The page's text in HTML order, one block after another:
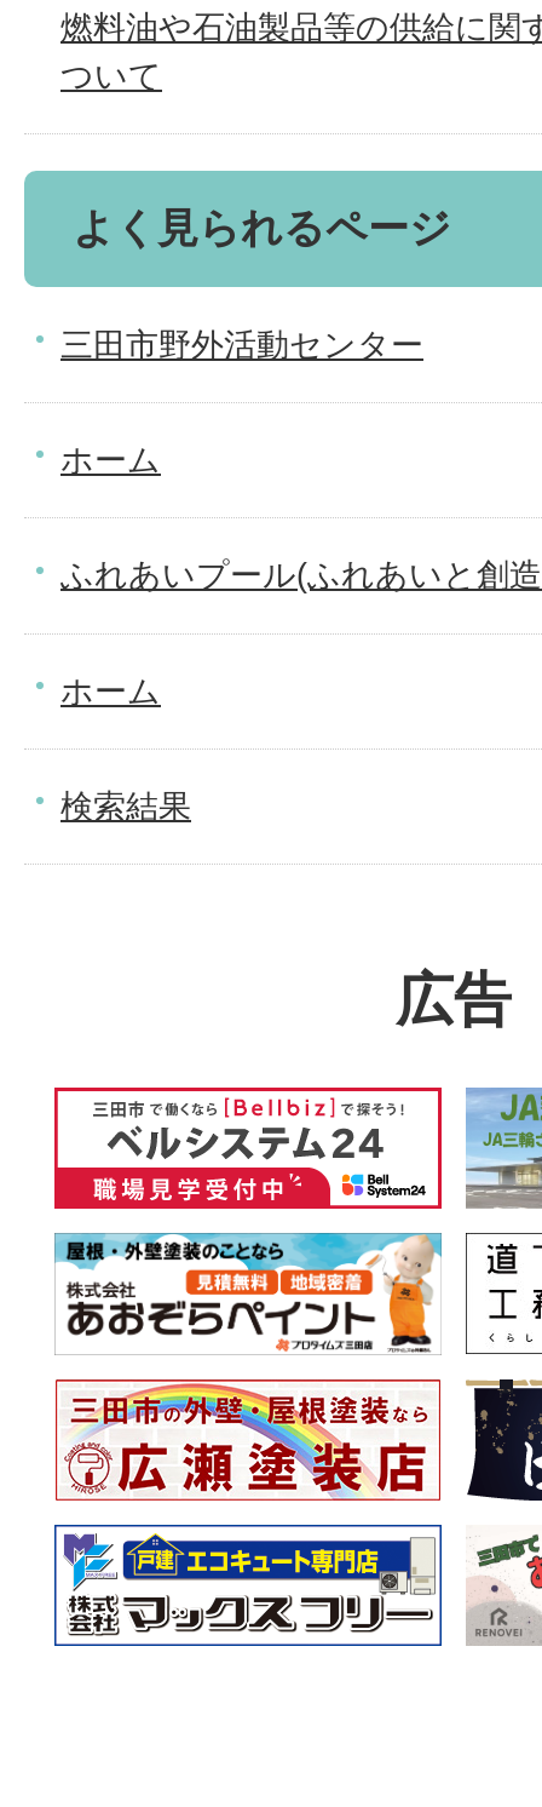
燃料油や石油製品等の供給に関
ついて
よく見られるページ
三田市野外活動センター
ホーム
ふれあいプール(ふれあいと創
ホーム
検索結果
広告